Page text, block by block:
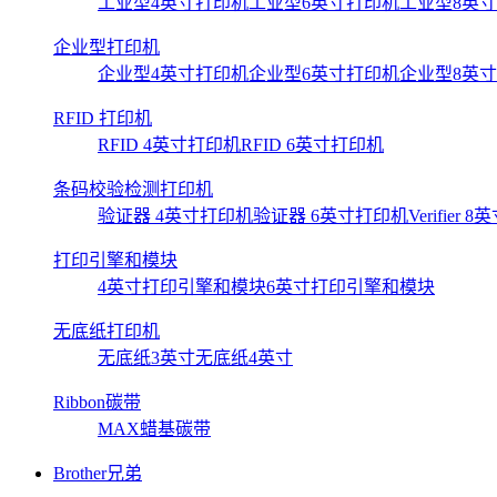
企业型打印机
企业型4英寸打印机企业型6英寸打印机企业型8英
RFID 打印机
RFID 4英寸打印机RFID 6英寸打印机
条码校验检测打印机
验证器 4英寸打印机验证器 6英寸打印机Verifier 8
打印引擎和模块
4英寸打印引擎和模块6英寸打印引擎和模块
无底纸打印机
无底纸3英寸无底纸4英寸
Ribbon碳带
MAX蜡基碳带
Brother兄弟